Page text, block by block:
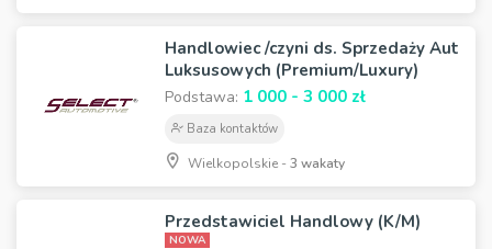
Handlowiec /czyni ds. Sprzedaży Aut
Luksusowych (Premium/Luxury)
Podstawa: 1 000 - 3 000 zł
Baza kontaktów
Wielkopolskie -3 wakaty
Przedstawiciel Handlowy (K/M)
NOWA